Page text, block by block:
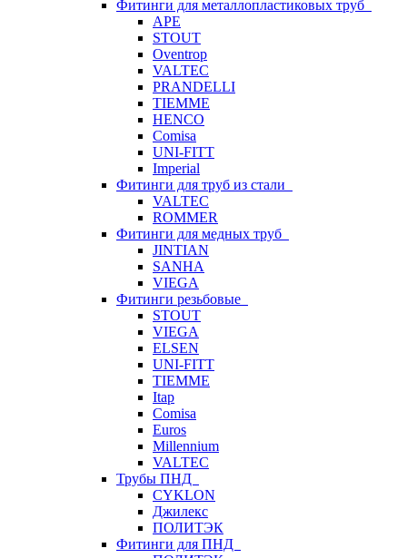
Фитинги для металлопластиковых труб
APE
STOUT
Oventrop
VALTEC
PRANDELLI
TIEMME
HENCO
Comisa
UNI-FITT
Imperial
Фитинги для труб из стали
VALTEC
ROMMER
Фитинги для медных труб
JINTIAN
SANHA
VIEGA
Фитинги резьбовые
STOUT
VIEGA
ELSEN
UNI-FITT
TIEMME
Itap
Comisa
Euros
Millennium
VALTEC
Трубы ПНД
CYKLON
Джилекс
ПОЛИТЭК
Фитинги для ПНД